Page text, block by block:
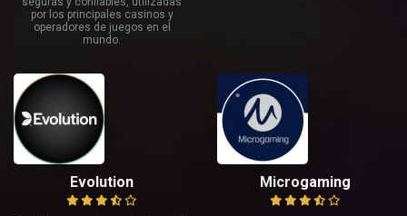
por los principales casinos y
operadores de juegos en el
mundo.
Evolution Microgaming